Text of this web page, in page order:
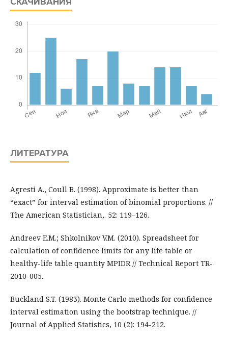
ЛИТЕРАТУРА
Agresti A., Coull B. (1998). Approximate is better than
“exact” for interval estimation of binomial proportions. //
The American Statistician,. 52: 119–126.
Andreev E.M.; Shkolnikov V.M. (2010). Spreadsheet for
calculation of confidence limits for any life table or
healthy-life table quantity MPIDR // Technical Report TR-
2010-005.
Buckland S.T. (1983). Monte Carlo methods for confidence
interval estimation using the bootstrap technique. //
Journal of Applied Statistics, 10 (2): 194-212.